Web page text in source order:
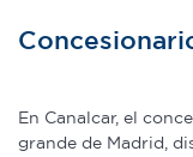
En Canalcar, el
grande de Madrid,